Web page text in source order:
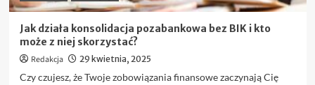
Jak działa konsolidacja pozabankowa bez BIK i kto
może z niej skorzystać?
Redakcja 29 kwietnia, 2025
Czy czujesz, że Twoje zobowiązania finansowe zaczynają Cię